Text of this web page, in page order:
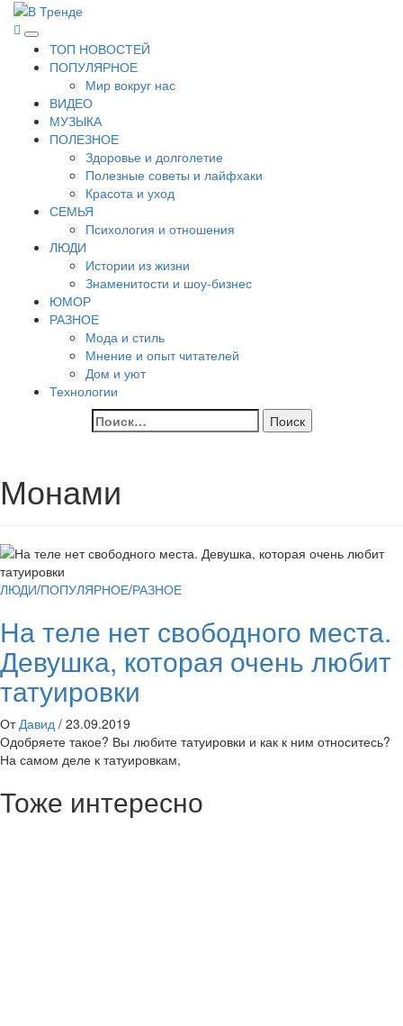
Перейти
содержимому
В Тренде
Самые свежие новости интернета
Основное
меню
ТОП НОВОСТЕЙ
ПОПУЛЯРНОЕ
Мир вокруг нас
ВИДЕО
МУЗЫКА
ПОЛЕЗНОЕ
Здоровье и долголетие
Полезные советы и лайфхаки
Красота и уход
СЕМЬЯ
Психология и отношения
ЛЮДИ
Истории из жизни
Знаменитости и шоу-бизнес
ЮМОР
РАЗНОЕ
Мода и стиль
Мнение и опыт читателей
Дом и уют
Технологии
Найти:
Монами
ЛЮДИ/ПОПУЛЯРНОЕ/РАЗНОЕ
На теле нет свободного места.
Девушка, которая очень любит
татуировки
От Давид / 23.09.2019
Одобряете такое? Вы любите татуировки и как к ним относитесь?
На самом деле к татуировкам,
Тоже интересно